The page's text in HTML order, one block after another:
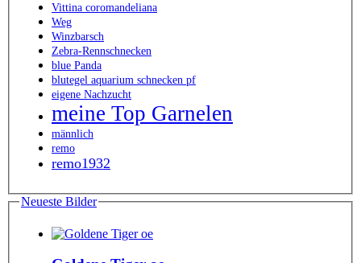
Vittina coromandeliana
Weg
Winzbarsch
Zebra-Rennschnecken
blue Panda
blutegel aquarium schnecken pf
eigene Nachzucht
meine Top Garnelen
männlich
remo
remo1932
Neueste Bilder